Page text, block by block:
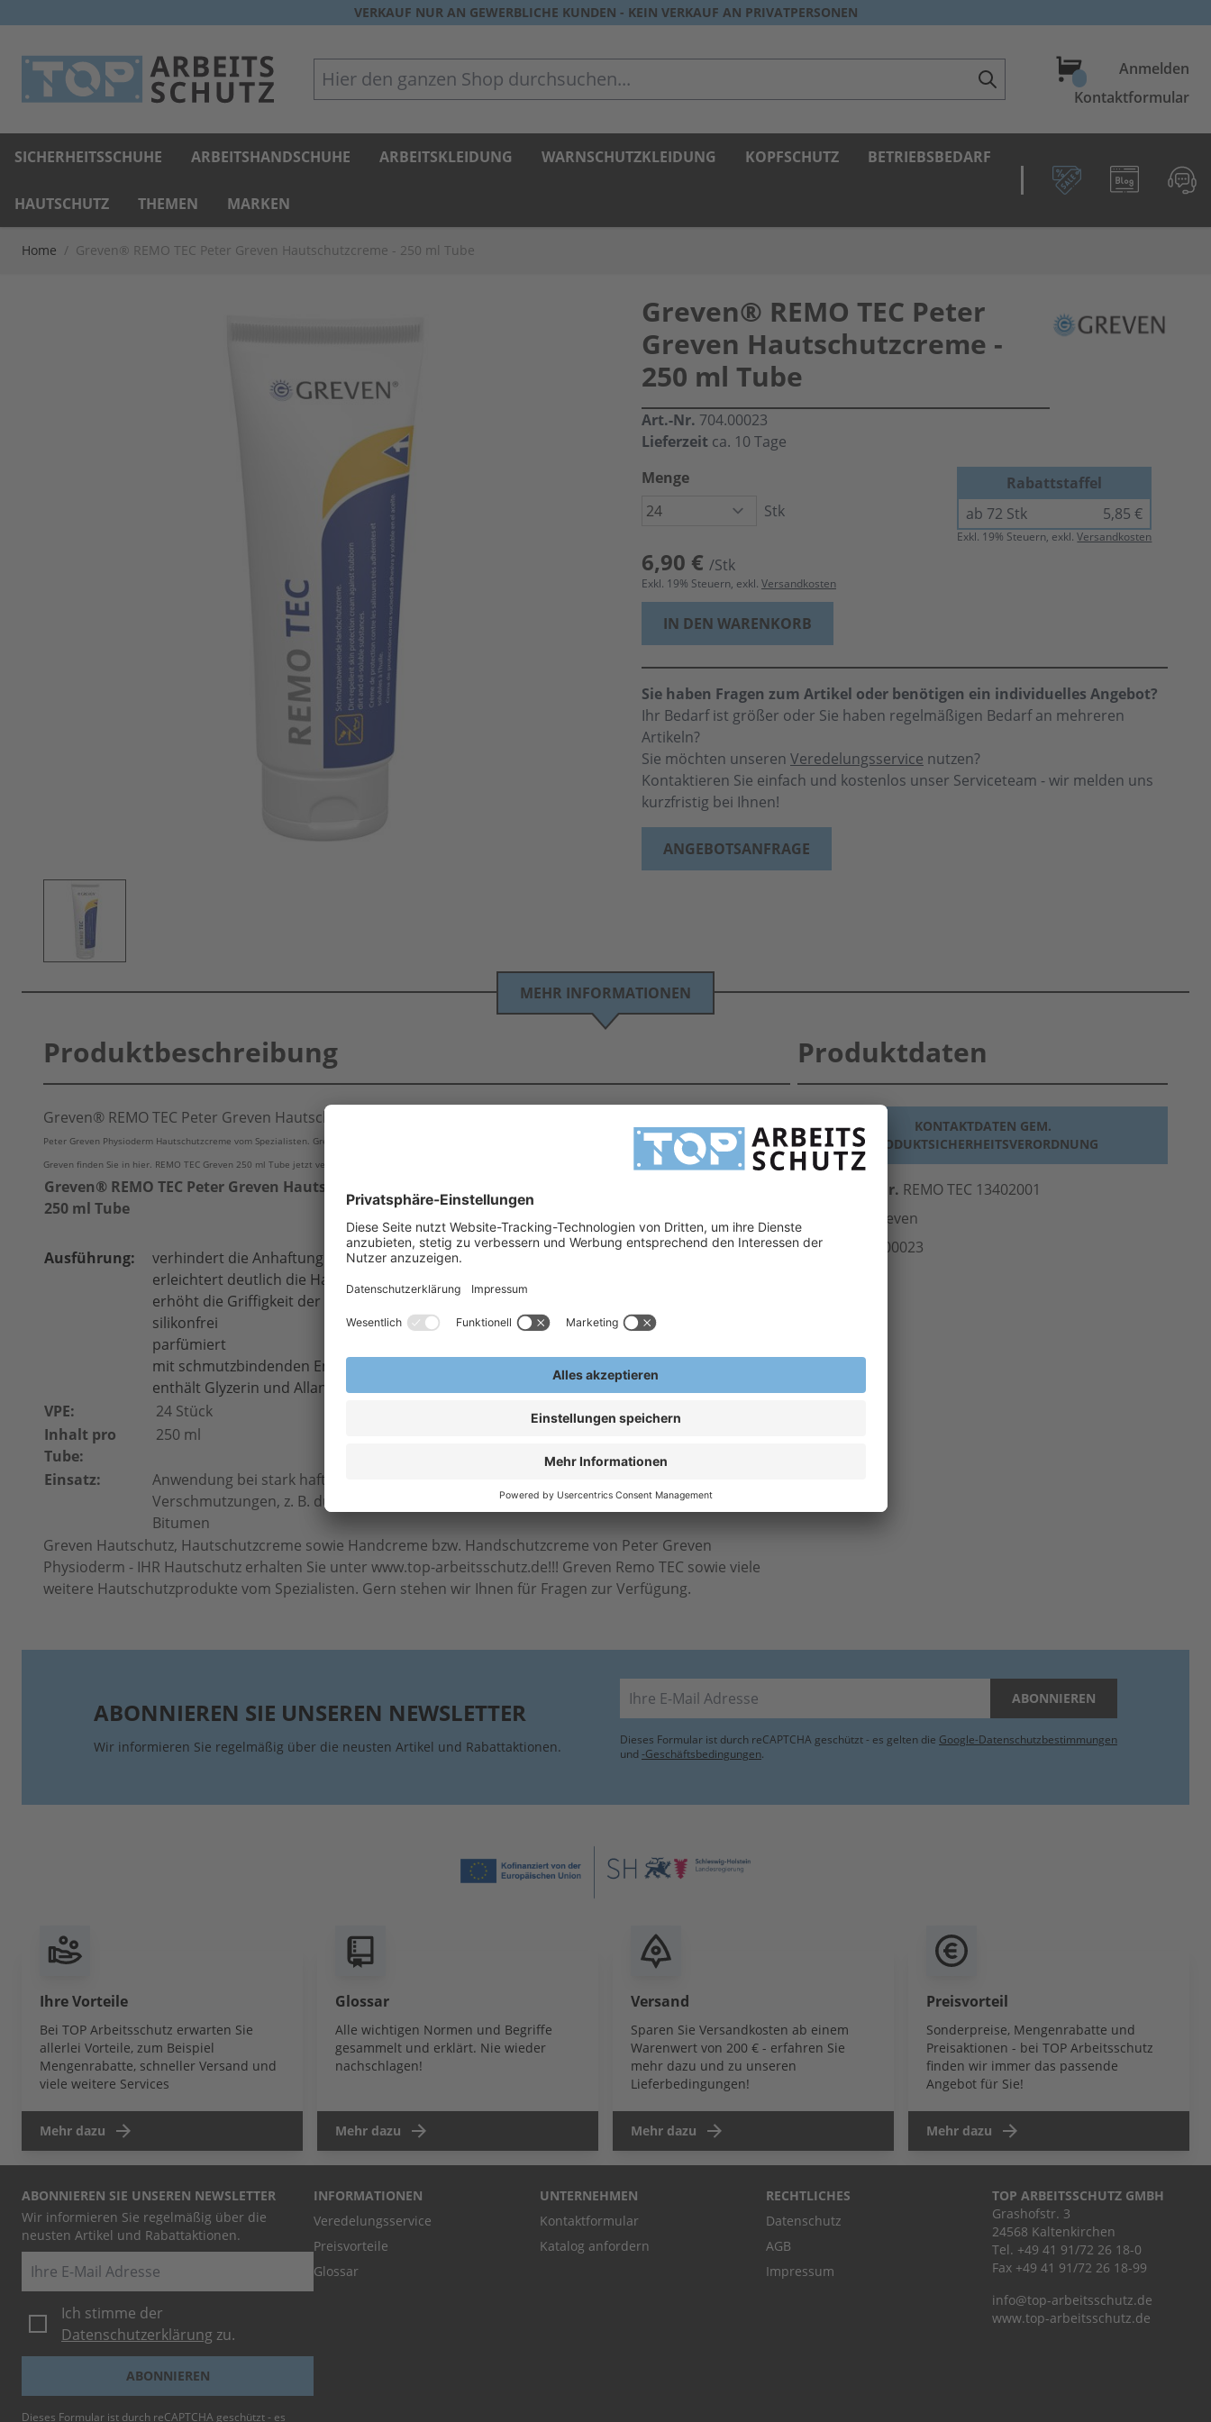
VERKAUF NUR AN GEWERBLICHE KUNDEN - KEIN VERKAUF AN PRIVATPERSONEN
Hier den ganzen Shop durchsuchen... WarenkorbAnmelden
Kontaktformular
SICHERHEITSSCHUHE ARBEITSHANDSCHUHE ARBEITSKLEIDUNG WARNSCHUTZKLEIDUNG KOPFSCHUTZ BETRIEBSBEDARF
HAUTSCHUTZ THEMEN MARKEN
Home / Greven® REMO TEC Peter Greven Hautschutzcreme - 250 ml Tube
Greven® REMO TEC Peter
Greven Hautschutzcreme -
250 ml Tube
Art.-Nr. 704.00023
Lieferzeit ca. 10 Tage
Menge
Stk
6,90 € /Stk
Exkl. 19% Steuern, exkl. Versandkosten
Rabattstaffel
ab 72 Stk
5,85 €
Exkl. 19% Steuern, exkl.Versandkosten
IN DEN WARENKORB
Sie haben Fragen zum Artikel oder benötigen ein individuelles Angebot?
Ihr Bedarf ist größer oder Sie haben regelmäßigen Bedarf an mehreren
Artikeln?
Sie möchten unseren Veredelungsservice nutzen?
Kontaktieren Sie einfach und kostenlos unser Serviceteam - wir melden uns
kurzfristig bei Ihnen!
ANGEBOTSANFRAGE
MEHR INFORMATIONEN
Produktbeschreibung
Greven® REMO TEC Peter Greven Hautschutzcreme - 250 ml Tube
Peter Greven Physioderm Hautschutzcreme vom Spezialisten. Greven REMO TEC 250 ml Tube zu TOP Koditionen. Eine große Auswahl an Hautschutzprodukten von Peter
Greven finden Sie in hier. REMO TEC Greven 250 ml Tube jetzt vergleichen und sparen.
Greven® REMO TEC Peter Greven Hautschutzcreme -
250 ml Tube
Ausführung:
verhindert die Anhaftung von Schmutzpartikeln
erleichtert deutlich die Handreinigung
erhöht die Griffigkeit der Hände
silikonfrei
parfümiert
mit schmutzbindenden Emulgatoren
enthält Glyzerin und Allantoin
VPE:
24 Stück
Inhalt pro
Tube:
250 ml
Einsatz:
Anwendung bei stark haftenden öligen oder trockenen
Verschmutzungen, z. B. durch Altöle, Lacke, Farben, Teer, Ruß und
Bitumen
Greven Hautschutz, Hautschutzcreme sowie Handcreme bzw. Handschutzcreme von Peter Greven
Physioderm - IHR Hautschutz erhalten Sie unter www.top-arbeitsschutz.de!!! Greven Remo TEC sowie viele
weitere Hautschutzprodukte vom Spezialisten. Gern stehen wir Ihnen für Fragen zur Verfügung.
Produktdaten
KONTAKTDATEN GEM.
PRODUKTSICHERHEITSVERORDNUNG
Herst.-Art.-Nr. REMO TEC 13402001
greven
Art.-Nr.
704.00023
ABONNIEREN SIE UNSEREN NEWSLETTER
Wir informieren Sie regelmäßig über die neusten Artikel und Rabattaktionen.
E-Mail ABONNIEREN
Dieses Formular ist durch reCAPTCHA geschützt - es gelten die Google-Datenschutzbestimmungen
und -Geschäftsbedingungen.
Ihre Vorteile
Bei TOP Arbeitsschutz erwarten Sie
allerlei Vorteile, zum Beispiel
Mengenrabatte, schneller Versand und
viele weitere Services
Mehr dazu
Glossar
Alle wichtigen Normen und Begriffe
gesammelt und erklärt. Nie wieder
nachschlagen!
Mehr dazu
Versand
Sparen Sie Versandkosten ab einem
Warenwert von 200 € - erfahren Sie
mehr dazu und zu unseren
Lieferbedingungen!
Mehr dazu
Preisvorteil
Sonderpreise, Mengenrabatte und
Preisaktionen - bei TOP Arbeitsschutz
finden wir immer das passende
Angebot für Sie!
Mehr dazu
ABONNIEREN SIE UNSEREN NEWSLETTER
Wir informieren Sie regelmäßig über die
neusten Artikel und Rabattaktionen.
E-Mail
Ich stimme der
Datenschutzerklärung zu.
ABONNIEREN
Dieses Formular ist durch reCAPTCHA geschützt - es
INFORMATIONEN
Veredelungsservice
Preisvorteile
Glossar
UNTERNEHMEN
Kontaktformular
Katalog anfordern
RECHTLICHES
Datenschutz
AGB
Impressum
TOP ARBEITSSCHUTZ GMBH
Grashofstr. 3
24568 Kaltenkirchen
Tel. +49 41 91/72 26 18-0
Fax +49 41 91/72 26 18-99
info@top-arbeitsschutz.de
www.top-arbeitsschutz.de